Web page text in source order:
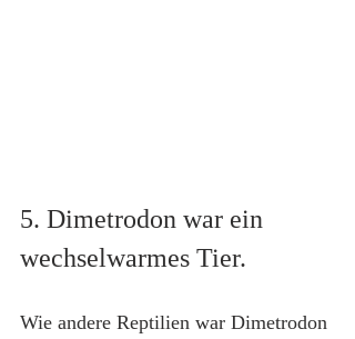
5. Dimetrodon war ein
wechselwarmes Tier.
Wie andere Reptilien war Dimetrodon